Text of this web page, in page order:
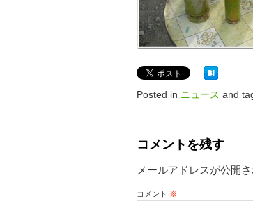
Posted in ニュース and
コメントを残す
メールアドレスが公開
コメント ※